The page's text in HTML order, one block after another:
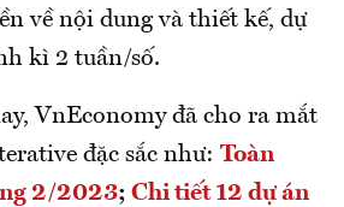
về nội dung và thiết kế, dự
kì 2 tuần/số.
VnEconomy đã cho ra mắt
đặc sắc như: Toàn
2/2023; Chi tiết 12 dự án